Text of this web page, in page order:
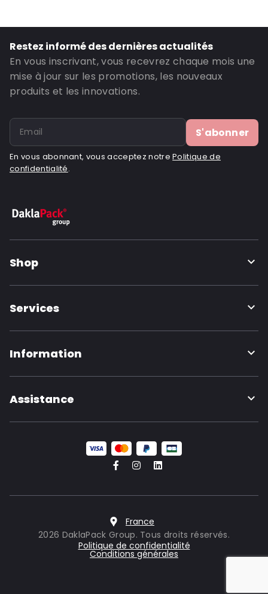
Gousset inférieur: 70
ID de commande: 1070
Restez informé des dernières actualités
En vous inscrivant, vous recevrez chaque mois une
mise à jour sur les promotions, les nouveaux
produits et les innovations.
S'abonner
En vous abonnant, vous acceptez notrePolitique de
confidentialité.
Shop
Services
Information
Assistance
France
2026 DaklaPack Group. Tous droits réservés.
Politique de confidentialité
Conditions générales